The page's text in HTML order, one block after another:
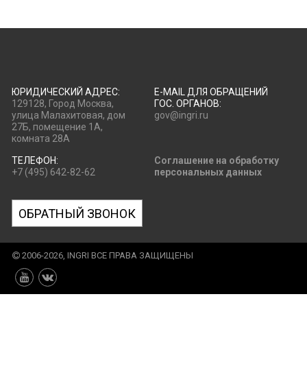
ЮРИДИЧЕСКИЙ АДРЕС:
129128, Город Москва,
улица Малахитовая, дом
27Б, помещение 1А,
комната 28А
E-MAIL ДЛЯ ОБРАЩЕНИЙ
ГОС. ОРГАНОВ:
gov@ingri.ru
ТЕЛЕФОН:
+7 (495) 642-82-62
Соглашение на обработку
персональных данных
ОБРАТНЫЙ ЗВОНОК
2006-2026, INGRI ВСЕ ПРАВА ЗАЩИЩЕНЫ